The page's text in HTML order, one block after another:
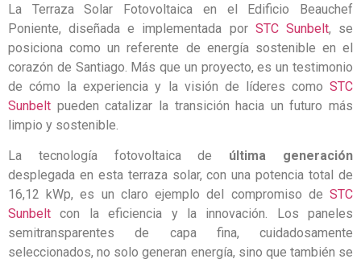
La Terraza Solar Fotovoltaica en el Edificio Beauchef
Poniente, diseñada e implementada por STC Sunbelt, se
posiciona como un referente de energía sostenible en el
corazón de Santiago. Más que un proyecto, es un testimonio
de cómo la experiencia y la visión de líderes como STC
Sunbelt pueden catalizar la transición hacia un futuro más
limpio y sostenible.
La tecnología fotovoltaica de última generación
desplegada en esta terraza solar, con una potencia total de
16,12 kWp, es un claro ejemplo del compromiso de STC
Sunbelt con la eficiencia y la innovación. Los paneles
semitransparentes de capa fina, cuidadosamente
seleccionados, no solo generan energía, sino que también se